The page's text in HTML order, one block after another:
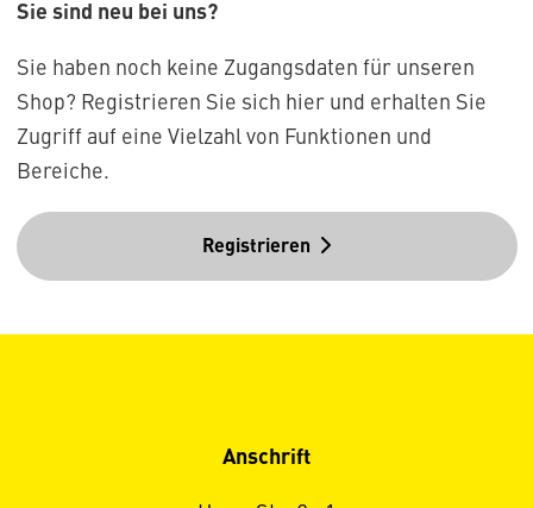
Sie sind neu bei uns?
Sie haben noch keine Zugangsdaten für unseren
Shop? Registrieren Sie sich hier und erhalten Sie
Zugriff auf eine Vielzahl von Funktionen und
Bereiche.
Registrieren
Anschrift